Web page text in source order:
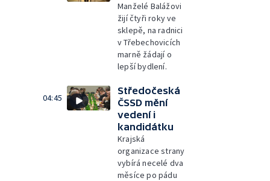
Manželé Balážovi
žijí čtyři roky ve
sklepě, na radnici
v Třebechovicích
marně žádají o
lepší bydlení.
04:45
Středočeská
ČSSD mění
vedení i
kandidátku
Krajská
organizace strany
vybírá necelé dva
měsíce po pádu